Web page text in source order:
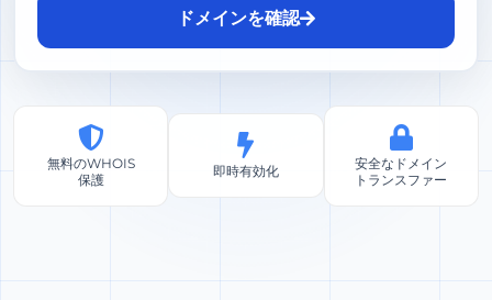
ドメインを確認
無料のWHOIS
保護
即時有効化
安全なドメイン
トランスファー